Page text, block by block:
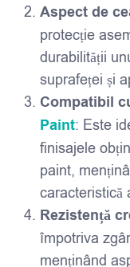
Aspect de
protecție
durabilității
suprafeței și
Compatibil
Paint: Este
finisajele
paint,
caracteristică
Rezistență
împotriva
menținând